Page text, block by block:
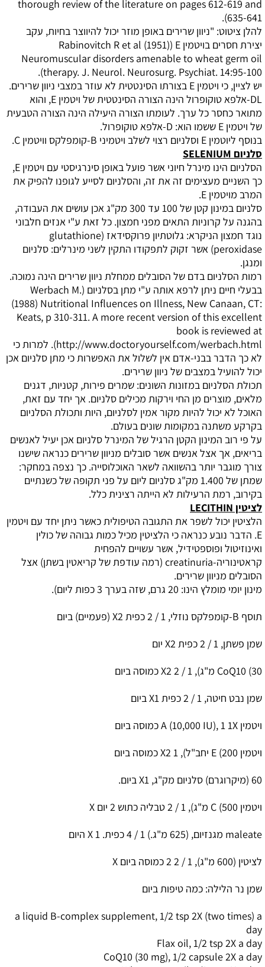
thorough review of the literature on pages 612-619 and
635-641
).
להלן ציטוט: "ניוון שרירים באופן מוזר יכול להיווצר בחיות, עקב
יצירת חסרים בויטמין E
(
Rabinovitch R et al (1951)
Neuromuscular disorders amenable to wheat germ oil
therapy. J. Neurol. Neurosurg. Psychiat. 14:95-100
).
יש לציין, כי ויטמין E בצורתו הסינטטית לא עוזר במצבי ניוון שרירים.
DL-אלפא טוקופרול הינה הצורה הסינטטית של ויטמין E, והוא
מתואר כחסר כל ערך. לעומתו הצורה היעילה הינה הצורה הטבעית
של ויטמין E ששמו הוא: D-אלפא טוקופרול.
בנוסף ליוטמין E וסלניום רצוי לשלב ויטמיני B-קומפלקס וויטמין C
.
סלניום SELENIUM
הסלניום הינו מינרל חיוני אשר פועל באופן סינרגיסטי עם ויטמין E
,
כך השניים מעצימים זה את זה, והסלניום לסייע לגופנו להפיק את
המרב מויטמין E
.
סלניום במינון קטן של 100 עד 300 מק"ג אכן עושים את העבודה,
בהגנה על קרוניות התאים מפני חמצון. כל זאת ע"י אנזים חלבוני
נוגד חמצון הניקרא: גלוטתיון פרוקסידאז (glutathione
peroxidase) אשר זקוק לתפקודו התקין לשני מינרלים: סלניום
ומנגן.
רמות הסלניום בדם של הסובלים ממחלת ניוון שרירים הינה נמוכה.
בבעלי חיים ניתן לרפא אותה ע"י מתן בסלניום (Werbach M.
(1988) Nutritional Influences on Illness, New Canaan, CT:
Keats, p 310-311. A more recent version of this excellent
book is reviewed at
http://www.doctoryourself.com/werbach.html). למרות כי
לא כך הדבר בבני-אדם אין לשלול את האפשרות כי מתן סלניום אכן
יכול להועיל במצבים של ניוון שרירים.
תכולת הסלניום במזונות השונים: שמרים פירות, קטניות, דגנים
מלאים, מוצרים מן החי וירקות מכילים סלניום. אך יחד עם זאת,
האוכל לא יכול להיות מקור אמין לסלניום, היות ותכולת הסלניום
בקרקע משתנה במקומות שונים בעולם.
על פי רוב המינון הקטן הרגיל של המינרל סלניום אכן יעיל לאנשים
בריאים, אך אצל אנשים אשר סובלים מניוון שרירים כנראה שישנו
צורך מוגבר יותר בהשוואה לשאר האוכלוסייה. כך נצפה במחקר:
שמתן של 1.400 מק"ג סלניום ליום על פני תקופה של כשנתיים
בקירוב, רמת הרעילות לא הייתה רצינית כלל.
לציטין LECITHIN
הלציטין יכול לשפר את התגובה הטיפולית כאשר ניתן יחד עם ויטמין
E. הדבר נובע כנראה כי הלציטין מכיל כמות גבוהה של כולין
ואינוזיטול ופוספטידיל, אשר עשויים להפחית
קראטינוריה-creatinuria (רמה עודפת של קריאטין בשתן) אצל
הסובלים מניוון שרירים.
מינון יומי מומלץ הינו: 20 גרם, שזה בערך 3 כפות ליום).
תוסף B-קומפלקס נוזלי, 1 / 2 כפית 2 X (פעמיים) ביום
שמן פשתן, 1 / 2 כפית 2
X יום
CoQ10 (30 מ"ג), 1 / 2 2 Xכמוסה ביום
שמן נבט חיטה, 1 / 2 כפית 1
X ביום
ויטמין A (10,000 IU), 1 1Xכמוסה ביום
ויטמין E (200 יחב"ל), 1 2 Xכמוסה ביום
60 (מיקרוגרם) סלניום מק"ג, 1
X ביום.
ויטמין C (500 מ"ג), 1 / 2 טבליה כתוש 2 יום
X
maleate מגנזיום, (625 מ"ג.) 1 / 4 כפית. 1
X היום
לציטין (600 מ"ג), 1 / 2 2 כמוסה ביום
X
שמן נר הלילה: כמה טיפות ביום
a liquid B-complex supplement, 1/2 tsp 2X (two times) a
day
Flax oil, 1/2 tsp 2X a day
CoQ10 (30 mg), 1/2 capsule 2X a day